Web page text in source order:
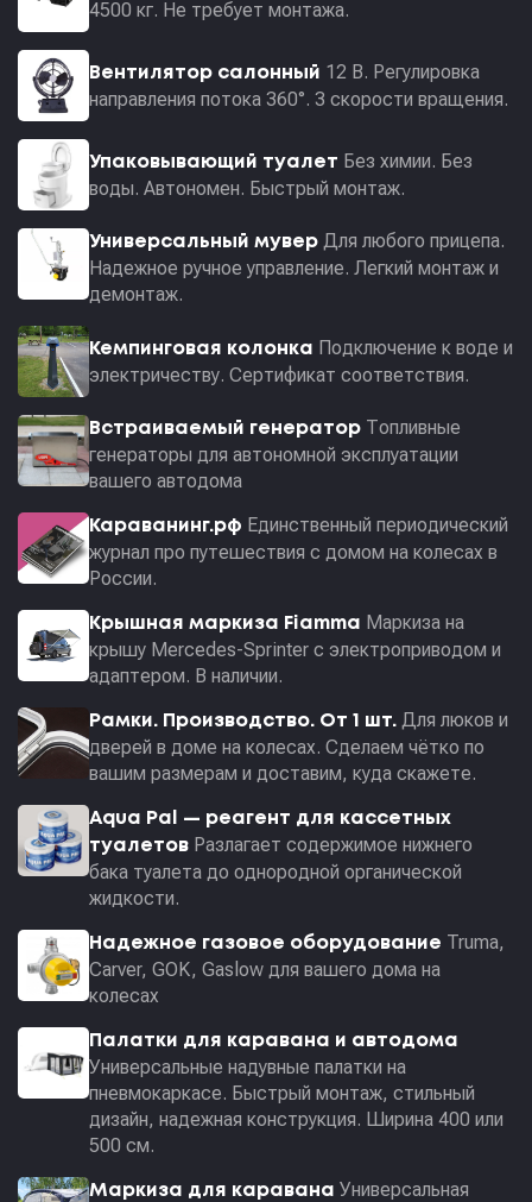
4500 кг. Не требует монтажа.
Вентилятор салонный 12 В. Регулировка
направления потока 360°. 3 скорости вращения.
Упаковывающий туалет Без химии. Без
воды. Автономен. Быстрый монтаж.
Универсальный мувер Для любого прицепа.
Надежное ручное управление. Легкий монтаж и
демонтаж.
Кемпинговая колонка Подключение к воде и
электричеству. Сертификат соответствия.
Встраиваемый генератор Топливные
генераторы для автономной эксплуатации
вашего автодома
Караванинг.рф Единственный периодический
журнал про путешествия с домом на колесах в
России.
Крышная маркиза Fiamma Маркиза на
крышу Mercedes-Sprinter с электроприводом и
адаптером. В наличии.
Рамки. Производство. От 1 шт. Для люков и
дверей в доме на колесах. Сделаем чётко по
вашим размерам и доставим, куда скажете.
Aqua Pal — pеагент для кассетных
туалетов Разлагает содержимое нижнего
бака туалета до однородной органической
жидкости.
Надежное газовое оборудование Truma,
Carver, GOK, Gaslow для вашего дома на
колесах
Палатки для каравана и автодома
Универсальные надувные палатки на
пневмокаркасе. Быстрый монтаж, стильный
дизайн, надежная конструкция. Ширина 400 или
500 см.
Маркиза для каравана Универсальная